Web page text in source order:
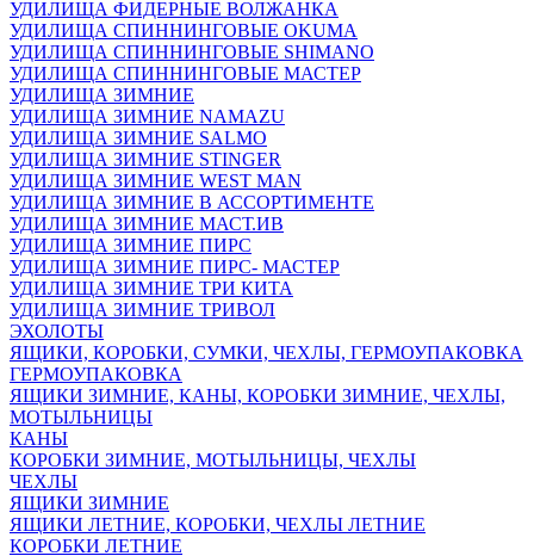
УДИЛИЩА ФИДЕРНЫЕ ВОЛЖАНКА
УДИЛИЩА СПИННИНГОВЫЕ OKUMA
УДИЛИЩА СПИННИНГОВЫЕ SHIMANO
УДИЛИЩА СПИННИНГОВЫЕ МАСТЕР
УДИЛИЩА ЗИМНИЕ
УДИЛИЩА ЗИМНИЕ NAMAZU
УДИЛИЩА ЗИМНИЕ SALMO
УДИЛИЩА ЗИМНИЕ STINGER
УДИЛИЩА ЗИМНИЕ WEST MAN
УДИЛИЩА ЗИМНИЕ В АССОРТИМЕНТЕ
УДИЛИЩА ЗИМНИЕ МАСТ.ИВ
УДИЛИЩА ЗИМНИЕ ПИРС
УДИЛИЩА ЗИМНИЕ ПИРС- МАСТЕР
УДИЛИЩА ЗИМНИЕ ТРИ КИТА
УДИЛИЩА ЗИМНИЕ ТРИВОЛ
ЭХОЛОТЫ
ЯЩИКИ, КОРОБКИ, СУМКИ, ЧЕХЛЫ, ГЕРМОУПАКОВКА
ГЕРМОУПАКОВКА
ЯЩИКИ ЗИМНИЕ, КАНЫ, КОРОБКИ ЗИМНИЕ, ЧЕХЛЫ,
МОТЫЛЬНИЦЫ
КАНЫ
КОРОБКИ ЗИМНИЕ, МОТЫЛЬНИЦЫ, ЧЕХЛЫ
ЧЕХЛЫ
ЯЩИКИ ЗИМНИЕ
ЯЩИКИ ЛЕТНИЕ, КОРОБКИ, ЧЕХЛЫ ЛЕТНИЕ
КОРОБКИ ЛЕТНИЕ